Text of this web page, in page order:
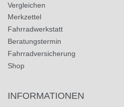
Vergleichen
Merkzettel
Fahrradwerkstatt
Beratungstermin
Fahrradversicherung
Shop
INFORMATIONEN